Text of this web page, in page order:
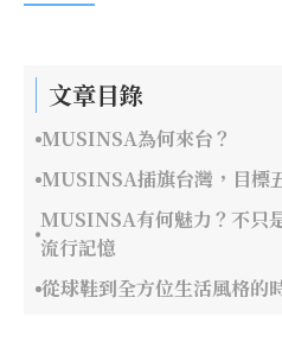
文章目錄
MUSINSA為何來台？
MUSINSA插旗台灣，目標
MUSINSA有何魅力？不只
流行記憶
從球鞋到全方位生活風格的